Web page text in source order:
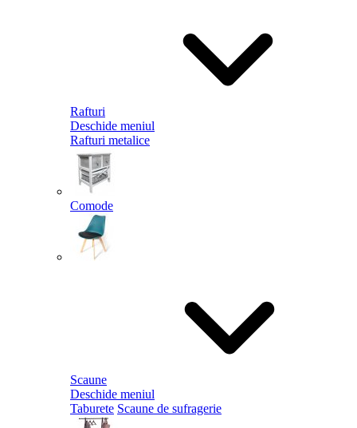
Rafturi
Deschide meniul
Rafturi metalice
Comode
Scaune
Deschide meniul
Taburete Scaune de sufragerie